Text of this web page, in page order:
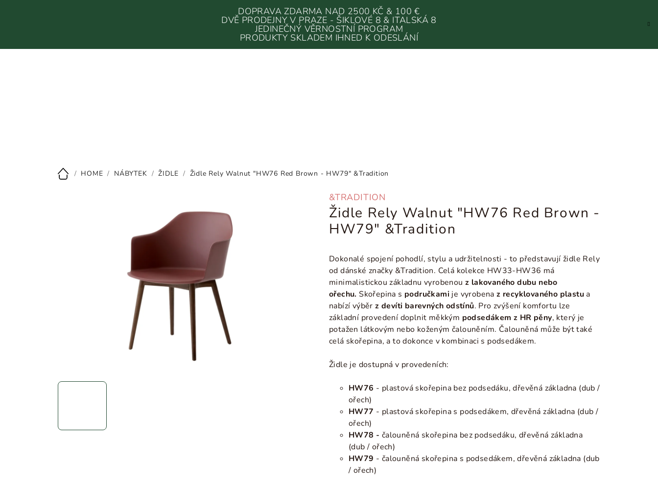
DOPRAVA ZDARMA NAD 2500 KČ & 100 €
DVĚ PRODEJNY V PRAZE - ŠIKLOVÉ 8 & ITALSKÁ 8
JEDINEČNÝ VĚRNOSTNÍ PROGRAM
PRODUKTY SKLADEM IHNED K ODESLÁNÍ
Domů
/ HOME / NÁBYTEK / ŽIDLE / Židle Rely Walnut "HW76 Red Brown - HW79" &Tradition
&TRADITION
Židle Rely Walnut "HW76 Red Brown -
HW79" &Tradition
Dokonalé spojení pohodlí, stylu a udržitelnosti - to představují židle Rely
od dánské značky &Tradition. Celá kolekce HW33-HW36 má
minimalistickou základnu vyrobenou z lakovaného dubu nebo
ořechu. Skořepina s područkami je vyrobenaz recyklovaného plastu a
nabízí výběrz devíti barevných odstínů. Pro zvýšení komfortu lze
základní provedení doplnit měkkým podsedákem z HR pěny, který je
potažen látkovým nebo koženým čalouněním. Čalouněná může být také
celá skořepina, a to dokonce v kombinaci s podsedákem.
Židle je dostupná v provedeních:
HW76 - plastová skořepina bez podsedáku, dřevěná základna (dub /
ořech)
HW77 - plastová skořepina s podsedákem, dřevěná základna (dub /
ořech)
HW78 - čalouněná skořepina bez podsedáku, dřevěná základna
(dub / ořech)
HW79 - čalouněná skořepina s podsedákem, dřevěná základna (dub
/ ořech)